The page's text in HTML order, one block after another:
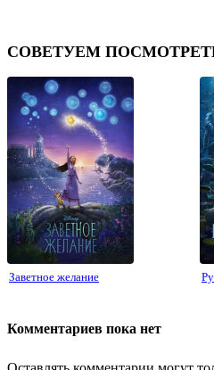
СОВЕТУЕМ
Заветное желание
Комментариев пока нет